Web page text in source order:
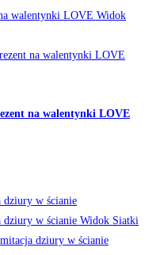
Widok
na walentynki LOVE
Widok Siatki